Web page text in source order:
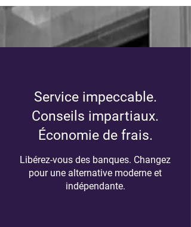
Maximum REER 2025
(Régime enregistré
d’épargne-retraite)
Service impeccable.
Conseils impartiaux.
Économie de frais.
Libérez-vous des banques. Changez
pour une alternative moderne et
indépendante.